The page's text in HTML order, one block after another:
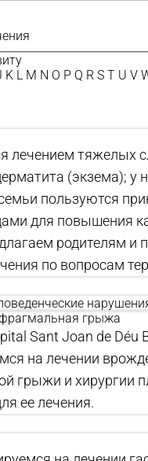
K L M N O P Q R S T U V
лечением тяжелых
(экзема); у
пользуются
для повышения
родителям и
по вопросам
грыжа
Sant Joan de Déu
на лечении
грыжи и хирургии
ее лечения.